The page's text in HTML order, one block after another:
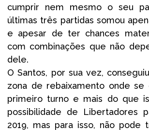
cumprir nem mesmo o seu
últimas três partidas somou
e apesar de ter chances
com combinações que não
dele.
O Santos, por sua vez,
zona de rebaixamento onde se
primeiro turno e mais do que
possibilidade de Libertadores
2019, mas para isso, não pode